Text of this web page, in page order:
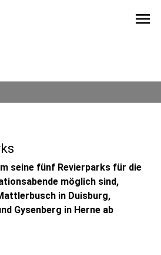
menu
seine fünf Revierparks für die
möglich sind,
in Duisburg,
Gysenberg in Herne ab